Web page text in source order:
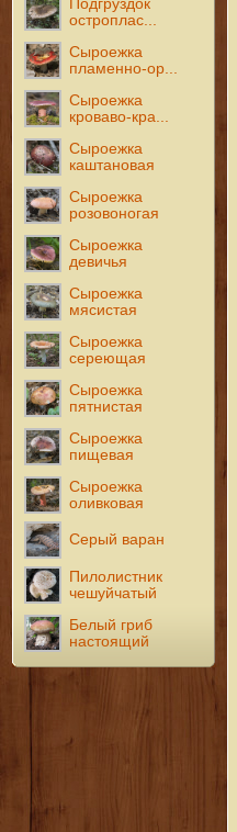
Подгруздок
остроплас...
Сыроежка
пламенно-ор...
Сыроежка
кроваво-кра...
Сыроежка
каштановая
Сыроежка
розовоногая
Сыроежка
девичья
Сыроежка
мясистая
Сыроежка
сереющая
Сыроежка
пятнистая
Сыроежка
пищевая
Сыроежка
оливковая
Серый варан
Пилолистник
чешуйчатый
Белый гриб
настоящий